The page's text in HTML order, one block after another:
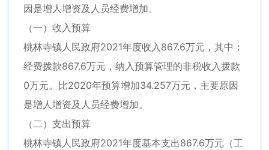
因是增人增资及人员经费增加。
（一）收入预算
桃林寺镇人民政府2021年度收入867.6万元，其中：
经费拨款867.6万元，纳入预算管理的非税收入拨款
0万元。比2020年预算增加34.257万元，主要原因
是增人增资及人员经费增加。
（二）支出预算
桃林寺镇人民政府2021年度基本支出867.6万元（工